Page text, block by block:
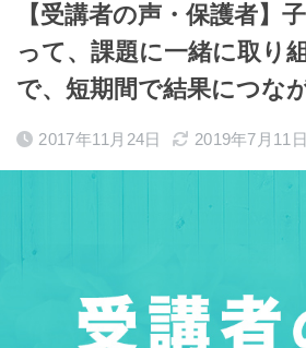
【受講者の声・保護者】
って、課題に一緒に取り
で、短期間で結果につな
2017年11月24日 2019年7月11日